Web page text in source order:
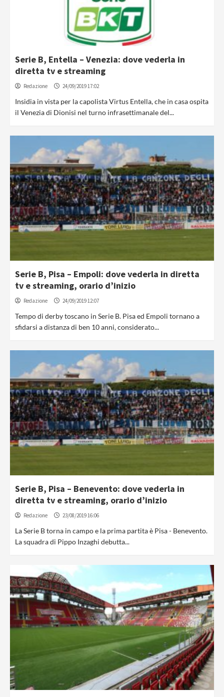
Serie B, Entella – Venezia: dove vederla in
diretta tv e streaming
Redazione 24/09/2019 17:02
Insidia in vista per la capolista Virtus Entella, che in casa ospita
il Venezia di Dionisi nel turno infrasettimanale del...
Serie B, Pisa – Empoli: dove vederla in diretta
tv e streaming, orario d’inizio
Redazione 24/09/2019 12:07
Tempo di derby toscano in Serie B. Pisa ed Empoli tornano a
sfidarsi a distanza di ben 10 anni, considerato...
Serie B, Pisa – Benevento: dove vederla in
diretta tv e streaming, orario d’inizio
Redazione 23/08/2019 16:06
La Serie B torna in campo e la prima partita è Pisa - Benevento.
La squadra di Pippo Inzaghi debutta...